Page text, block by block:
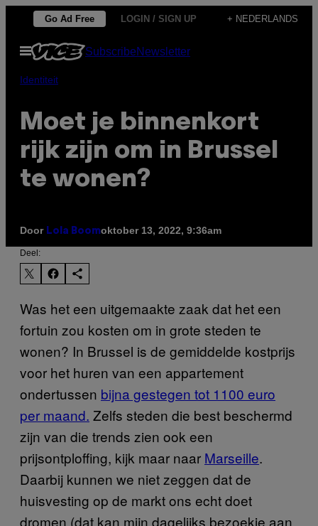
de
inhoud
Go Ad Free LOGIN / SIGN UP + NEDERLANDS
Open
menu
SubscribeNewsletter
Identiteit
Moet je binnenkort
rijk zijn om in Brussel
te wonen?
Door Lola Boomoktober 13, 2022, 9:36am
Deel:
Was het een uitgemaakte zaak dat het een
fortuin zou kosten om in grote steden te
wonen? In Brussel is de gemiddelde kostprijs
voor het huren van een appartement
ondertussen bijna gestegen tot 1100 euro
per maand. Zelfs steden die best beschermd
zijn van die trends zien ook een
prijsontploffing, kijk maar naar Marseille.
Daarbij kunnen we niet zeggen dat de
huisvesting op de markt ons echt doet
dromen (dat kan mijn dagelijks bezoekje aan